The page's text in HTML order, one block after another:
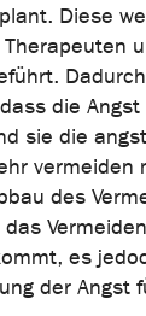
Diese
die
sie die
vermeiden
des
es
der Angst